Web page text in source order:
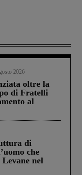
2026
oltre la
di Fratelli
al
di
che
nel